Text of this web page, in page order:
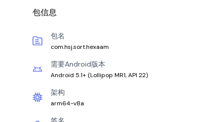
包信息
包名
com.hsj.sort.hexaam
需要Android版本
Android 5.1+ (Lollipop MR1, API 22)
架构
arm64-v8a